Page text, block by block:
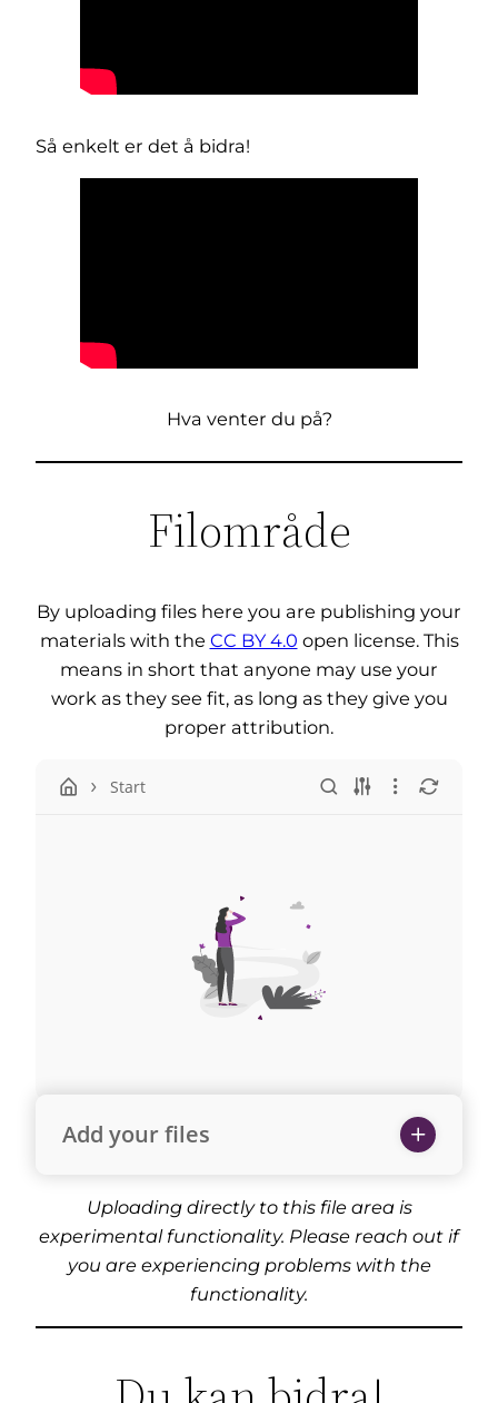
Så enkelt er det å bidra!
Hva venter du på?
Filområde
By uploading files here you are publishing your
materials with the CC BY 4.0 open license. This
means in short that anyone may use your
work as they see fit, as long as they give you
proper attribution.
Start
Add your files
Uploading directly to this file area is
experimental functionality. Please reach out if
you are experiencing problems with the
functionality.